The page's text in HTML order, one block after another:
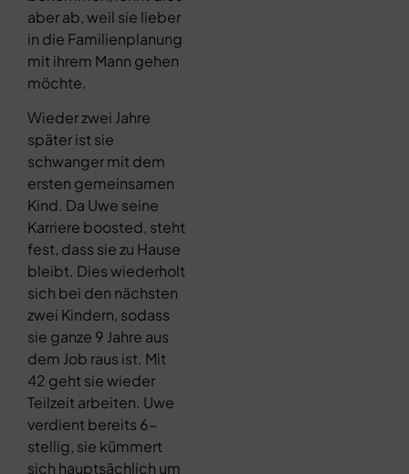
aber ab, weil sie lieber
in die Familienplanung
mit ihrem Mann gehen
möchte.
Wieder zwei Jahre
später ist sie
schwanger mit dem
ersten gemeinsamen
Kind. Da Uwe seine
Karriere boosted, steht
fest, dass sie zu Hause
bleibt. Dies wiederholt
sich bei den nächsten
zwei Kindern, sodass
sie ganze 9 Jahre aus
dem Job raus ist. Mit
42 geht sie wieder
Teilzeit arbeiten. Uwe
verdient bereits 6-
stellig, sie kümmert
sich hauptsächlich um